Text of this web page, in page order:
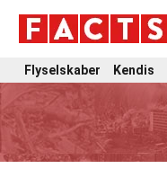
Flyselskaber Kendis